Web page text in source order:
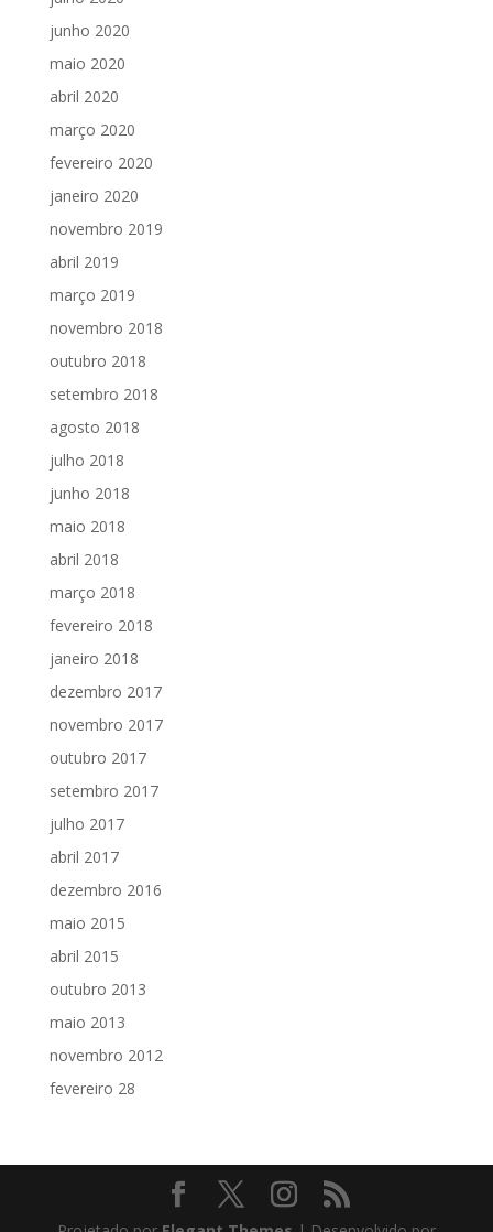
junho 2020
maio 2020
abril 2020
março 2020
fevereiro 2020
janeiro 2020
novembro 2019
abril 2019
março 2019
novembro 2018
outubro 2018
setembro 2018
agosto 2018
julho 2018
junho 2018
maio 2018
abril 2018
março 2018
fevereiro 2018
janeiro 2018
dezembro 2017
novembro 2017
outubro 2017
setembro 2017
julho 2017
abril 2017
dezembro 2016
maio 2015
abril 2015
outubro 2013
maio 2013
novembro 2012
fevereiro 28